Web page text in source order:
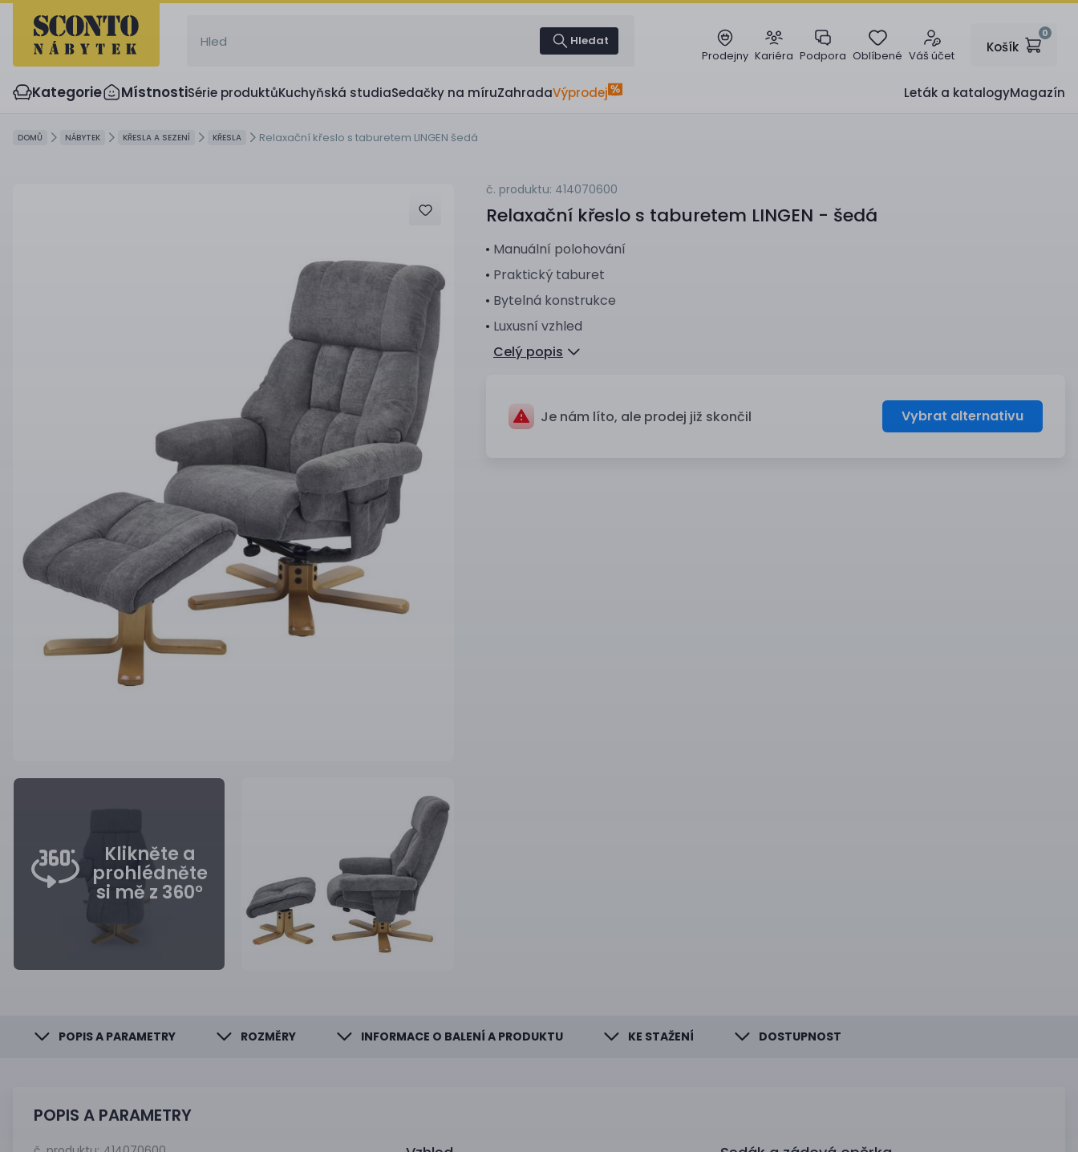
Hledat
Prodejny Kariéra Podpora Oblíbené Váš účet
Košík
0
Kategorie MístnostiSérie produktůKuchyňská studiaSedačky na míruZahradaVýprodej Leták a katalogyMagazín
DOMŮ NÁBYTEK KŘESLA A SEZENÍ KŘESLA Relaxační křeslo s taburetem LINGEN šedá
Klikněte a
prohlédněte
si mě z 360°
č. produktu: 414070600
Relaxační křeslo s taburetem LINGEN - šedá
Manuální polohování
Praktický taburet
Bytelná konstrukce
Luxusní vzhled
Celý popis
Je nám líto, ale prodej již skončil Vybrat alternativu
POPIS A PARAMETRY ROZMĚRY INFORMACE O BALENÍ A PRODUKTU KE STAŽENÍ DOSTUPNOST
POPIS A PARAMETRY